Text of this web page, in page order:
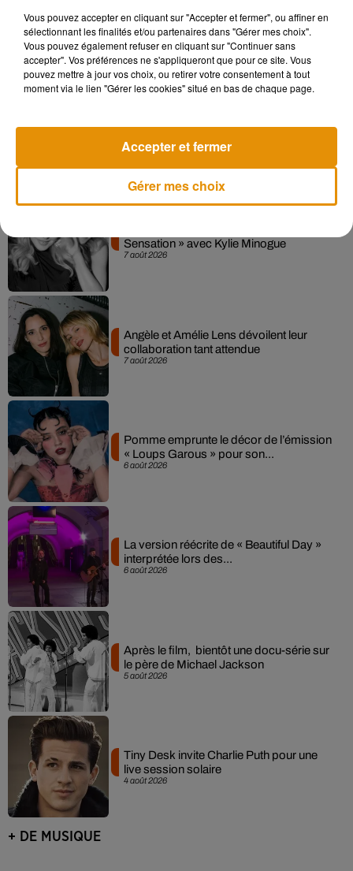
illusion (which are caused by optical phenomena, such as
light diffraction). Also, I only really see the dog. I can see
how one could see a man running with a dog head on his
back, but it's a stretch.
— Tony Vladusich (@thecolorsapp)February 4, 2021
Musique
7 août 2026
Sensation » avec Kylie Minogue
7 août 2026
Angèle et Amélie Lens dévoilent leur
collaboration tant attendue
6 août 2026
Pomme emprunte le décor de l’émission
« Loups Garous » pour son...
6 août 2026
La version réécrite de « Beautiful Day »
interprétée lors des...
5 août 2026
Après le film, bientôt une docu-série sur
le père de Michael Jackson
4 août 2026
Tiny Desk invite Charlie Puth pour une
live session solaire
+ DE MUSIQUE
Vous pouvez accepter en cliquant sur "Accepter et fermer", ou affiner en
sélectionnant les finalités et/ou partenaires dans "Gérer mes choix".
Vous pouvez également refuser en cliquant sur "Continuer sans
accepter". Vos préférences ne s'appliqueront que pour ce site. Vous
pouvez mettre à jour vos choix, ou retirer votre consentement à tout
moment via le lien "Gérer les cookies" situé en bas de chaque page.
Gérer mes choix
Accepter et fermer